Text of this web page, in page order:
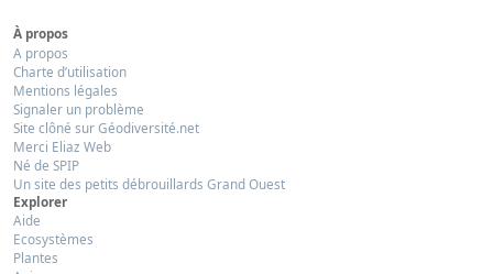
À propos
A propos
Charte d’utilisation
Mentions légales
Signaler un problème
Site clôné sur Géodiversité.net
Merci Eliaz Web
Né de SPIP
Un site des petits débrouillards Grand Ouest
Explorer
Aide
Ecosystèmes
Plantes